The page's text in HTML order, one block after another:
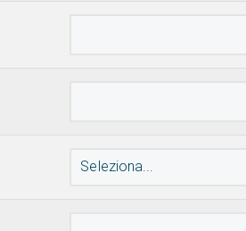
Seleziona...